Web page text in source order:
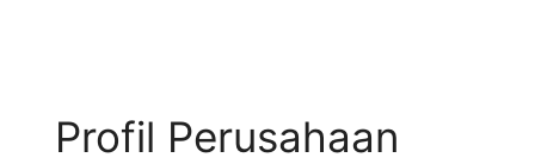
Profil Perusahaan